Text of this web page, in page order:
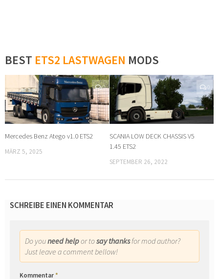
BEST ETS2 LASTWAGEN MODS
0
Mercedes Benz Atego v1.0 ETS2
MÄRZ 5, 2025
0
SCANIA LOW DECK CHASSIS V5
1.45 ETS2
SEPTEMBER 26, 2022
SCHREIBE EINEN KOMMENTAR
Do youneed helpor tosay thanksfor mod author?
Just leave a comment bellow!
Kommentar*